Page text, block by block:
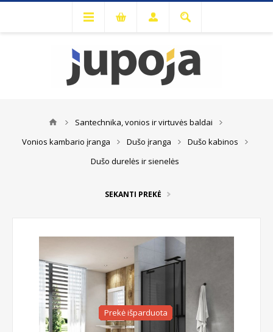
Santechnika, vonios ir virtuvės baldai
Vonios kambario įranga
Dušo įranga
Dušo kabinos
Dušo durelės ir sienelės
SEKANTI PREKĖ
Prekė išparduota